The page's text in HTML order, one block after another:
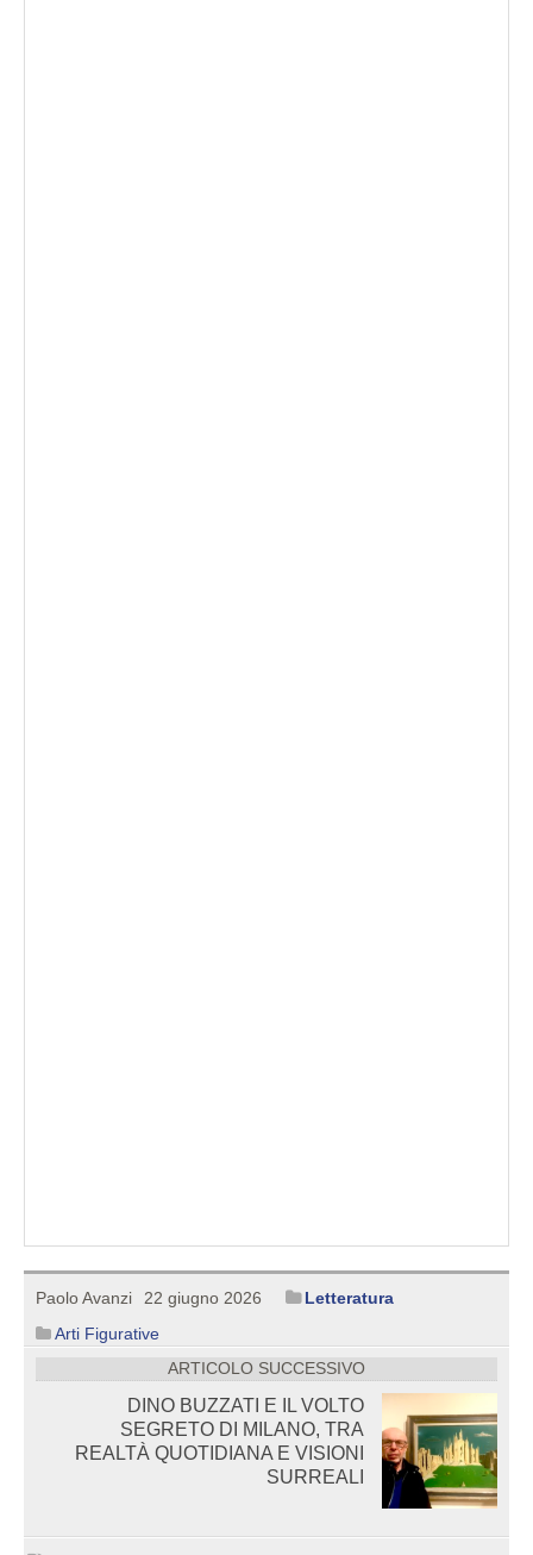
Paolo Avanzi 22 giugno 2026
Letteratura
Arti Figurative
ARTICOLO SUCCESSIVO
DINO BUZZATI E IL VOLTO
SEGRETO DI MILANO, TRA
REALTÀ QUOTIDIANA E VISIONI
SURREALI